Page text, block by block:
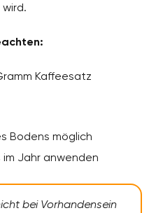
Kaffeesatz
Bodens möglich
Jahr anwenden
bei Vorhandensein